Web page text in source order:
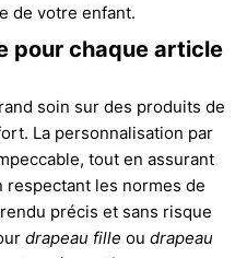
de votre enfant.
pour chaque article
soin sur des produits de
La personnalisation par
tout en assurant
les normes de
précis et sans risque
drapeau fille ou drapeau